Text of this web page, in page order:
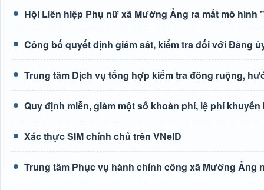
Hội Liên hiệp Phụ nữ xã Mường Ảng ra mắt mô
Công bố quyết định giám sát, kiểm tra đối với Đảng
Trung tâm Dịch vụ tổng hợp kiểm tra đồng ruộng,
Quy định miễn, giảm một số khoản phí, lệ phí
Xác thực SIM chính chủ trên VNeID
Trung tâm Phục vụ hành chính công xã Mường Ảng